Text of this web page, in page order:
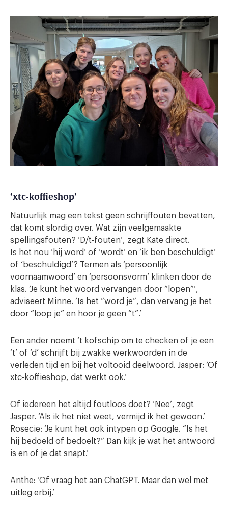
‘xtc-koffieshop’
Natuurlijk mag een tekst geen schrijffouten bevatten,
dat komt slordig over. Wat zijn veelgemaakte
spellingsfouten? ‘D/t-fouten’, zegt Kate direct.
Is het nou ‘hij word’ of ‘wordt’ en ‘ik ben beschuldigt’
of ‘beschuldigd’? Termen als ‘persoonlijk
voornaamwoord’ en ‘persoonsvorm’ klinken door de
klas. ‘Je kunt het woord vervangen door “lopen”’,
adviseert Minne. ‘Is het “word je”, dan vervang je het
door “loop je” en hoor je geen “t”.’
Een ander noemt ‘t kofschip om te checken of je een
‘t’ of ‘d’ schrijft bij zwakke werkwoorden in de
verleden tijd en bij het voltooid deelwoord. Jasper: ‘Of
xtc-koffieshop, dat werkt ook.’
Of iedereen het altijd foutloos doet? ‘Nee’, zegt
Jasper. ‘Als ik het niet weet, vermijd ik het gewoon.’
Rosecie: ‘Je kunt het ook intypen op Google. “Is het
hij bedoeld of bedoelt?” Dan kijk je wat het antwoord
is en of je dat snapt.’
Anthe: ‘Of vraag het aan ChatGPT. Maar dan wel met
uitleg erbij.’